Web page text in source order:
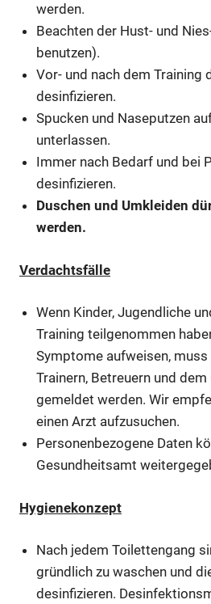
werden.
Beachten der Hust- und
benutzen).
Vor- und nach dem Training
desinfizieren.
Spucken und Naseputzen
unterlassen.
Immer nach Bedarf und bei
desinfizieren.
Duschen und Umkleiden
werden.
Verdachtsfälle
Wenn Kinder, Jugendliche
Training teilgenommen
Symptome aufweisen,
Trainern, Betreuern und
gemeldet werden. Wir
einen Arzt aufzusuchen.
Personenbezogene Daten
Gesundheitsamt
Hygienekonzept
Nach jedem Toilettengang
gründlich zu waschen und
desinfizieren.